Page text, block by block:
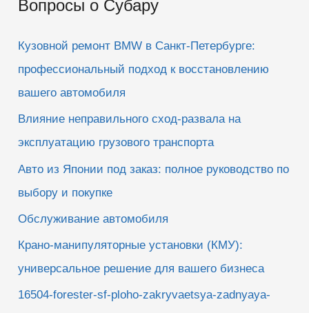
с
Вопросы о Субару
Кузовной ремонт BMW в Санкт-Петербурге:
профессиональный подход к восстановлению
вашего автомобиля
Влияние неправильного сход-развала на
эксплуатацию грузового транспорта
Авто из Японии под заказ: полное руководство по
выбору и покупке
Обслуживание автомобиля
Крано-манипуляторные установки (КМУ):
универсальное решение для вашего бизнеса
16504-forester-sf-ploho-zakryvaetsya-zadnyaya-